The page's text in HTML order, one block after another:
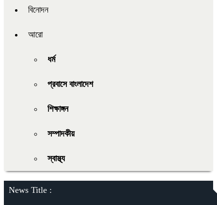
বিনোদন
আরো
ধর্ম
প্রবাসে বাংলাদেশ
শিক্ষাঙ্গন
সম্পাদকীয়
স্বাস্থ্য
News Title :